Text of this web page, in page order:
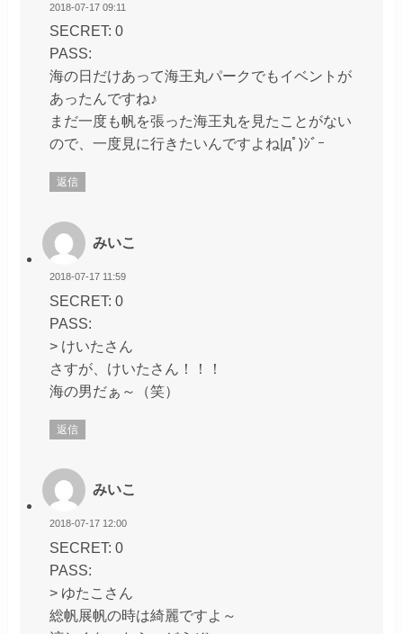
2018-07-17 09:11
SECRET: 0
PASS:
海の日だけあって海王丸パークでもイベントが
あったんですね♪
まだ一度も帆を張った海王丸を見たことがない
ので、一度見に行きたいんですよね|дﾟ)ｼﾞｰ
返信
みいこ
2018-07-17 11:59
SECRET: 0
PASS:
> けいたさん
さすが、けいたさん！！！
海の男だぁ～（笑）
返信
みいこ
2018-07-17 12:00
SECRET: 0
PASS:
> ゆたこさん
総帆展帆の時は綺麗ですよ～